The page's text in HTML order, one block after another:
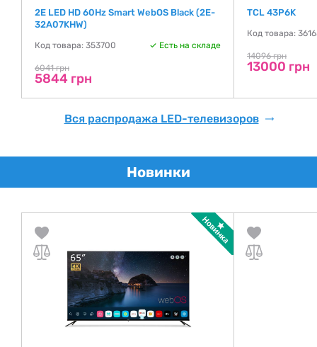
2E LED HD 60Hz Smart WebOS Black (2E-
32A07KHW)
Код товара: 353700 Есть на складе
6041 грн
5844 грн
TCL 43P6K
Код товара:
14096 грн
13000 грн
Вся распродажа LED-телевизоров
Новинки